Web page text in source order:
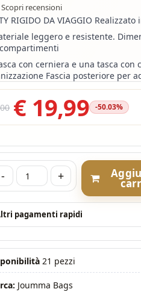
Scopri recensioni
RIGIDO DA VIAGGIO Realizzato
leggero e resistente.
con cerniera e una tasca
Fascia posteriore per
€ 19,99 -50.03%
- +
pagamenti rapidi
21 pezzi
Joumma Bags